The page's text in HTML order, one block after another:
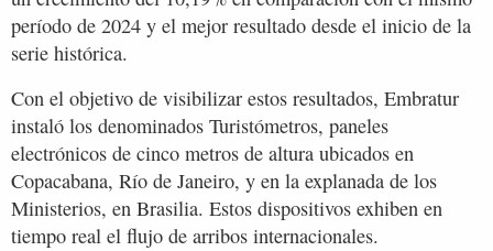
período de 2024 y el mejor resultado desde el inicio de la
serie histórica.
Con el objetivo de visibilizar estos resultados, Embratur
instaló los denominados Turistómetros, paneles
electrónicos de cinco metros de altura ubicados en
Copacabana, Río de Janeiro, y en la explanada de los
Ministerios, en Brasilia. Estos dispositivos exhiben en
tiempo real el flujo de arribos internacionales.